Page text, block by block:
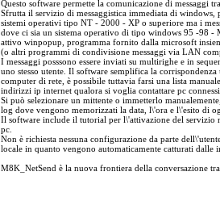
Questo software permette la comunicazione di messaggi
Sfrutta il servizio di messaggistica immediata di windows,
sistemi operativi tipo NT - 2000 - XP o superiore ma i
dove ci sia un sistema operativo di tipo windows 95 -98 -
attivo winpopup, programma fornito dalla microsoft
(o altri programmi di condivisione messaggi via LAN
I messaggi posssono essere inviati su multirighe e in
uno stesso utente. Il software semplifica la
computer di rete, è possibile tuttavia farsi una lista
indirizzi ip internet qualora si voglia contattare pc connessi
Si può selezionare un mittente o immetterlo
log dove vengono memorizzati la data, l\'ora e l\'esito di
Il software include il tutorial per l\'attivazione del servizio
pc.
Non è richiesta nessuna configurazione da parte
locale in quanto vengono automaticamente catturati dalle
M8K_NetSend è la nuova frontiera della conversazione